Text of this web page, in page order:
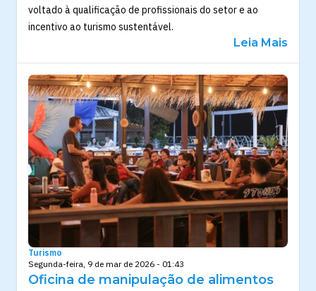
voltado à qualificação de profissionais do setor e ao
incentivo ao turismo sustentável.
Leia Mais
Turismo
Segunda-feira, 9 de mar de 2026 - 01:43
Oficina de manipulação de alimentos